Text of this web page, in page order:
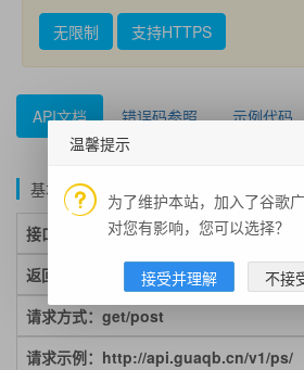
无限制 支持HTTPS
API文档 错误码参照 示例代码
基本说明：
接口地址：
http://api.guaqb.cn/v1/ps/
返回格式：string
请求方式：get/post
请求示例：http://api.guaqb.cn/v1/ps/
温馨提示
为了维护本站，加入了谷歌
对您有影响，您可以选择？
接受并理解 不接